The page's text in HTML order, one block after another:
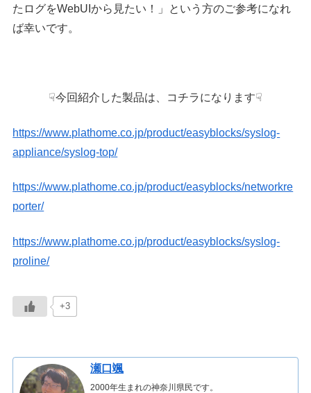
たログをWebUIから見たい！」という方のご参考になれ
ば幸いです。
☟今回紹介した製品は、コチラになります☟
https://www.plathome.co.jp/product/easyblocks/syslog-
appliance/syslog-top/
https://www.plathome.co.jp/product/easyblocks/networkre
porter/
https://www.plathome.co.jp/product/easyblocks/syslog-
proline/
+3
瀬口颯
2000年生まれの神奈川県民です。